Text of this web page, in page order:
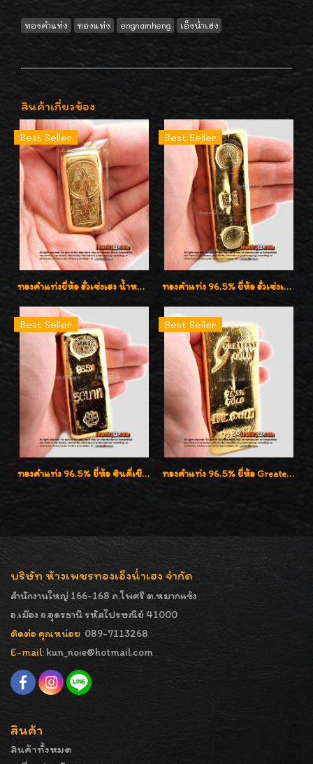
ทองคำแท่ง ทองแท่ง engnamheng เอ็งน่ำเฮง
สินค้าเกี่ยวข้อง
Best Seller
ทองคำแท่งยี่ห้อ ฮั่วเซ่งเฮง น้ำหนัก 76.20กรัม (5บาท)
Best Seller
ทองคำแท่ง 96.5% ยี่ห้อ ฮั่วเซ่งเฮง น้ำหนัก 50 บาท (762.0g)
Best Seller
ทองคำแท่ง 96.5% ยี่ห้อ ซินคี่เชียง น้ำหนัก 50 บาท (762.0g)
Best Seller
ทองคำแท่ง 96.5% ยี่ห้อ Greatest Gold (จิ้นไถ่เฮง) น้ำหนัก 100 บาท
บริษัท ห้างเพชรทองเอ็งน่ำเฮง จำกัด
สำนักงานใหญ่ 166-168 ถ.โพศรี ต.หมากแข้ง
อ.เมือง จ.อุดรธานี รหัสไปรษณีย์ 41000
ติดต่อ คุณหน่อย 089-7113268
E-mail: kun_noie@hotmail.com
สินค้า
สินค้าทั้งหมด